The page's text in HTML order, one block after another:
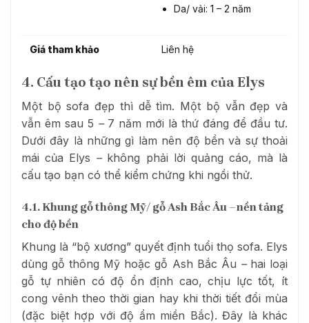
Da/ vải: 1 – 2 năm
Giá tham khảo Liên hệ
4. Cấu tạo tạo nên sự bền êm của Elys
Một bộ sofa đẹp thì dễ tìm. Một bộ vẫn đẹp và
vẫn êm sau 5 – 7 năm mới là thứ đáng để đầu tư.
Dưới đây là những gì làm nên độ bền và sự thoải
mái của Elys –không phải lời quảng cáo, mà là
cấu tạo bạn có thể kiểm chứng khi ngồi thử.
4.1. Khung gỗ thông Mỹ/ gỗ Ash Bắc Âu –nền tảng
cho độ bền
Khung là “bộ xương” quyết định tuổi thọ sofa. Elys
dùng gỗ thông Mỹ hoặc gỗ Ash Bắc Âu –hai loại
gỗ tự nhiên có độ ổn định cao, chịu lực tốt, ít
cong vênh theo thời gian hay khi thời tiết đổi mùa
(đặc biệt hợp với độ ẩm miền Bắc). Đây là khác